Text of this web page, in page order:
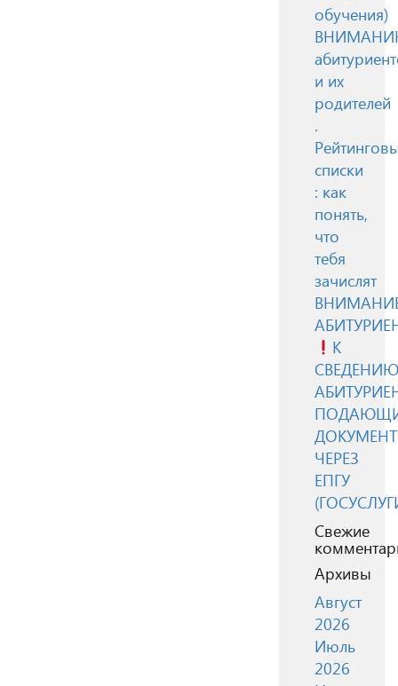
обучения)
и их
родителей
.
списки
: как
понять,
что
тебя
зачислят
К
СВЕДЕНИЮ
ЧЕРЕЗ
ЕПГУ
Свежие
Архивы
Август
2026
Июль
2026